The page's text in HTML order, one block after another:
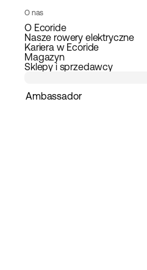
O nas
O Ecoride
Nasze rowery elektryczne
Kariera w Ecoride
Magazyn
Sklepy i sprzedawcy
Ambassador